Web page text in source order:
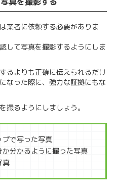
業者に依頼する必要がありま
して写真を撮影するようにしま
るよりも正確に伝えられるだけ
なった際に、強力な証拠にもな
撮るようにしましょう。
プで写った写真
分かるように撮った写真
真